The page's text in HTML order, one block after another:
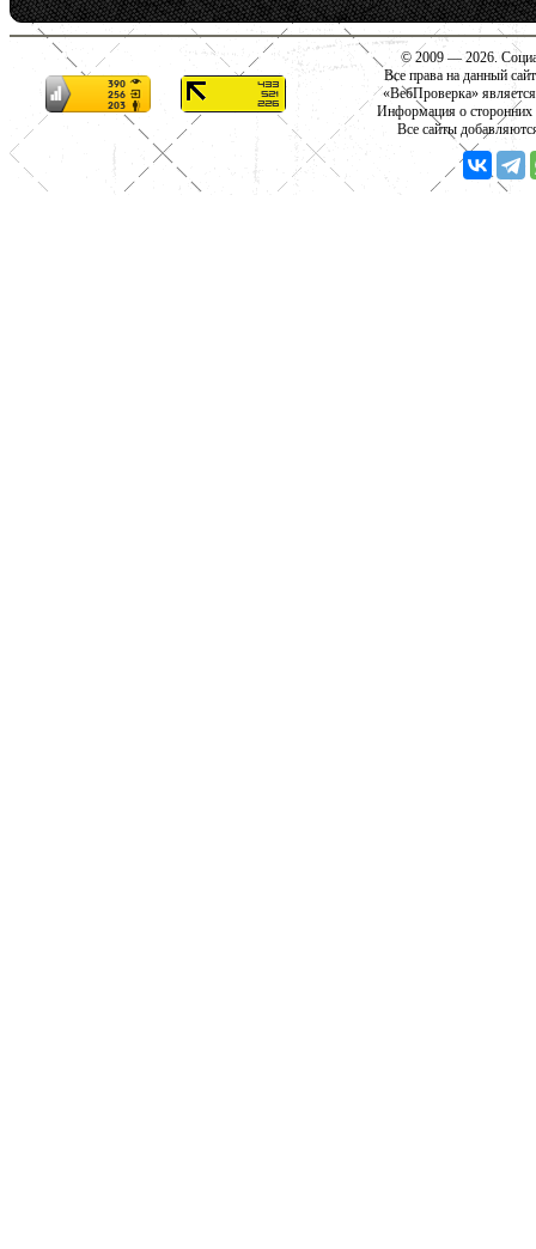
© 2009 — 2026.
Все права на данный
«ВебПроверка»
Информация о сторонних
Все сайты